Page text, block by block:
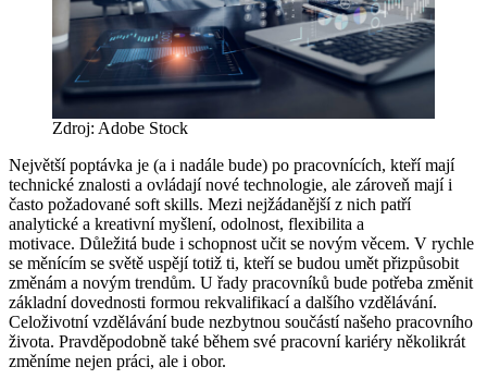
Zdroj: Adobe Stock
Největší poptávka je (a i nadále bude) po pracovnících, kteří mají
technické znalosti a ovládají nové technologie, ale zároveň mají i
často požadované soft skills. Mezi nejžádanější z nich patří
analytické a kreativní myšlení, odolnost, flexibilita a
motivace. Důležitá bude i schopnost učit se novým věcem. V rychle
se měnícím se světě uspějí totiž ti, kteří se budou umět přizpůsobit
změnám a novým trendům. U řady pracovníků bude potřeba změnit
základní dovednosti formou rekvalifikací a dalšího vzdělávání.
Celoživotní vzdělávání bude nezbytnou součástí našeho pracovního
života. Pravděpodobně také během své pracovní kariéry několikrát
změníme nejen práci, ale i obor.